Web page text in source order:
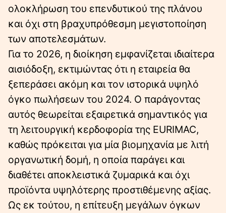
ολοκλήρωση του επενδυτικού της πλάνου
και όχι στη βραχυπρόθεσμη μεγιστοποίηση
των αποτελεσμάτων.
Για το 2026, η διοίκηση εμφανίζεται ιδιαίτερα
αισιόδοξη, εκτιμώντας ότι η εταιρεία θα
ξεπεράσει ακόμη και τον ιστορικά υψηλό
όγκο πωλήσεων του 2024. Ο παράγοντας
αυτός θεωρείται εξαιρετικά σημαντικός για
τη λειτουργική κερδοφορία της EURIMAC,
καθώς πρόκειται για μία βιομηχανία με λιτή
οργανωτική δομή, η οποία παράγει και
διαθέτει αποκλειστικά ζυμαρικά και όχι
προϊόντα υψηλότερης προστιθέμενης αξίας.
Ως εκ τούτου, η επίτευξη μεγάλων όγκων